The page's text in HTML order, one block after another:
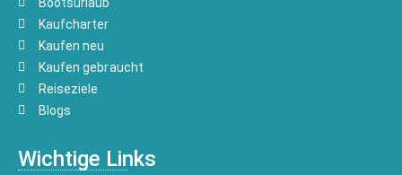
Bootsurlaub
Kaufcharter
Kaufen neu
Kaufen gebraucht
Reiseziele
Blogs
Wichtige Links